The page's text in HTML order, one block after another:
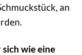
an
wie eine